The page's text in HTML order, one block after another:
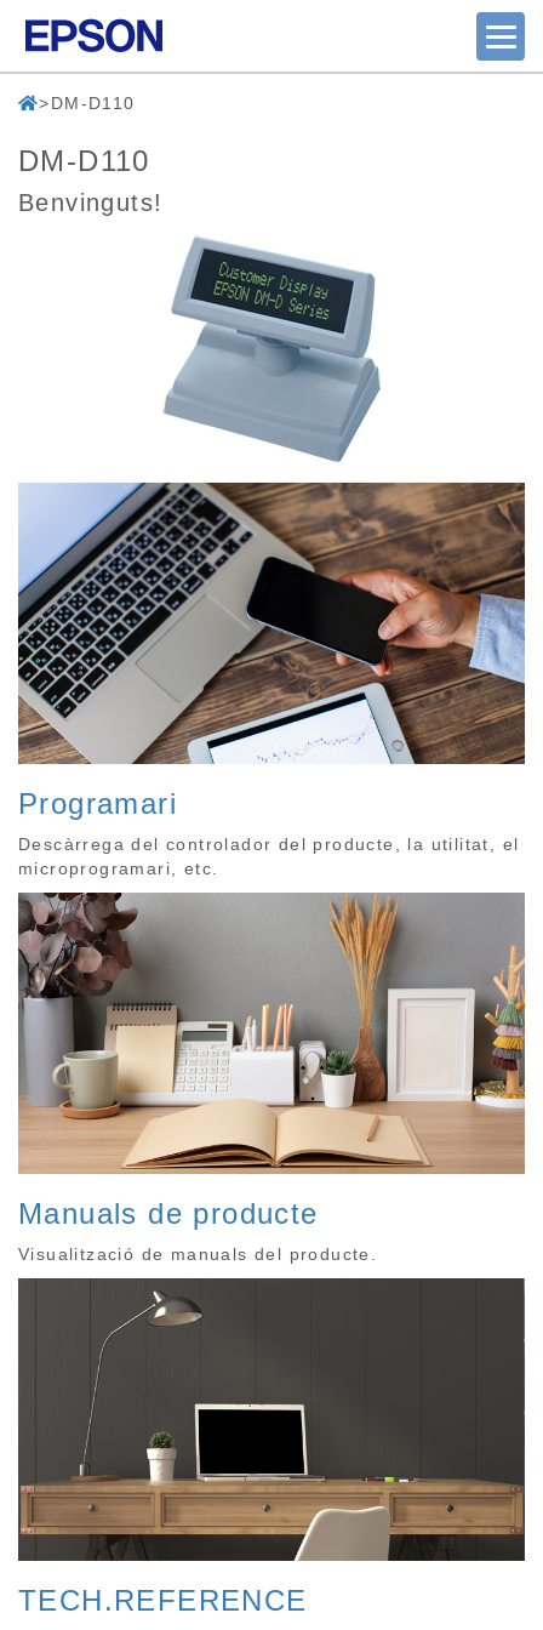
DM-D110
DM-D110
Benvinguts!
Programari
Descàrrega del controlador del producte, la utilitat, el
microprogramari, etc.
Manuals de producte
Visualització de manuals del producte.
TECH.REFERENCE